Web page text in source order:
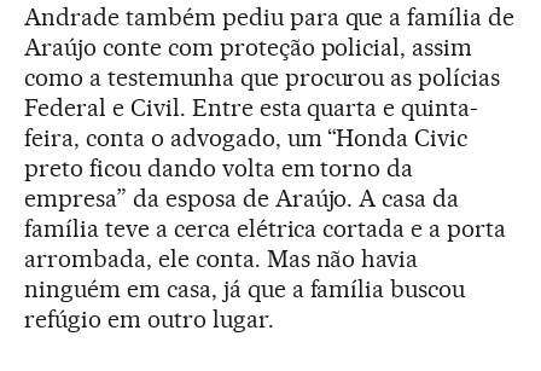
Andrade também pediu para que a família de
Araújo conte com proteção policial, assim
como a testemunha que procurou as polícias
Federal e Civil. Entre esta quarta e quinta-
feira, conta o advogado, um “Honda Civic
preto ficou dando volta em torno da
empresa” da esposa de Araújo. A casa da
família teve a cerca elétrica cortada e a porta
arrombada, ele conta. Mas não havia
ninguém em casa, já que a família buscou
refúgio em outro lugar.